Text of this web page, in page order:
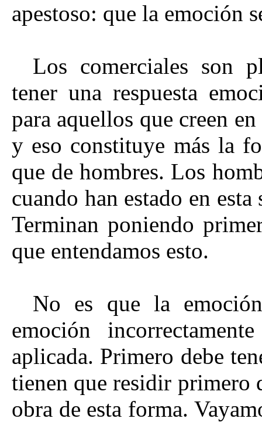
apestoso: que la emoción
Los comerciales son
tener una respuesta
para aquellos que creen
y eso constituye más la
que de hombres. Los
cuando han estado en
Terminan poniendo
que entendamos esto.
No es que la
emoción
aplicada. Primero debe
tienen que residir primero
obra de esta forma.